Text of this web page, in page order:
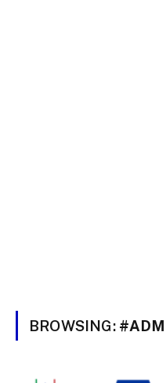
BROWSING: #ADM